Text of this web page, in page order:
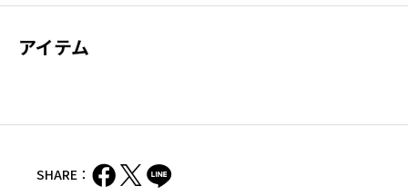
アイテム
SHARE：